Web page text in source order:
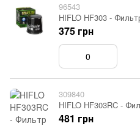
96543
HIFLO HF303 -
375 грн
309840
HIFLO HF303RC -
481 грн